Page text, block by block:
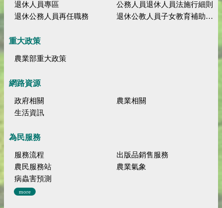
退休人員專區
公務人員退休人員法施行細則
退休公務人員再任職務
退休公教人員子女教育補助規定
重大政策
農業部重大政策
網路資源
政府相關
農業相關
生活資訊
為民服務
服務流程
出版品銷售服務
農民服務站
農業氣象
病蟲害預測
more